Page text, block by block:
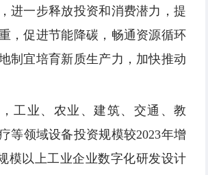
进一步释放投资和消费潜力，提
，促进节能降碳，畅通资源循环
制宜培育新质生产力，加快推动
工业、农业、建筑、交通、教
等领域设备投资规模较2023年增
模以上工业企业数字化研发设计